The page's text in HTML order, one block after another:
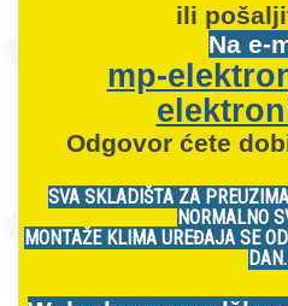
ili
Na e-
mp-
Odgovor ćete
SVA SKLADIŠTA ZA
NORMALNO
MONTAŽE KLIMA UREĐAJA SE
DAN.